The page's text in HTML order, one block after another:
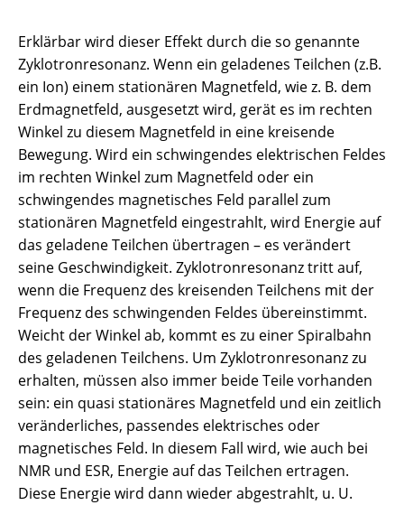
Erklärbar wird dieser Effekt durch die so genannte
Zyklotronresonanz. Wenn ein geladenes Teilchen (z.B.
ein Ion) einem stationären Magnetfeld, wie z. B. dem
Erdmagnetfeld, ausgesetzt wird, gerät es im rechten
Winkel zu diesem Magnetfeld in eine kreisende
Bewegung. Wird ein schwingendes elektrischen Feldes
im rechten Winkel zum Magnetfeld oder ein
schwingendes magnetisches Feld parallel zum
stationären Magnetfeld eingestrahlt, wird Energie auf
das geladene Teilchen übertragen – es verändert
seine Geschwindigkeit. Zyklotronresonanz tritt auf,
wenn die Frequenz des kreisenden Teilchens mit der
Frequenz des schwingenden Feldes übereinstimmt.
Weicht der Winkel ab, kommt es zu einer Spiralbahn
des geladenen Teilchens. Um Zyklotronresonanz zu
erhalten, müssen also immer beide Teile vorhanden
sein: ein quasi stationäres Magnetfeld und ein zeitlich
veränderliches, passendes elektrisches oder
magnetisches Feld. In diesem Fall wird, wie auch bei
NMR und ESR, Energie auf das Teilchen ertragen.
Diese Energie wird dann wieder abgestrahlt, u. U.